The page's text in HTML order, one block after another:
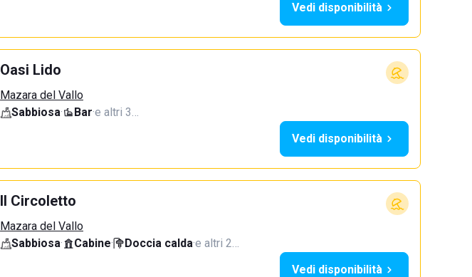
Vedi disponibilità
Oasi Lido
Mazara del Vallo
Sabbiosa· Bar·e altri 3…
Vedi disponibilità
Il Circoletto
Mazara del Vallo
Sabbiosa· Cabine· Doccia calda·e altri 2…
Vedi disponibilità